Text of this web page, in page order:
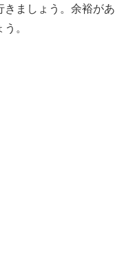
ましょう。余裕があ
。